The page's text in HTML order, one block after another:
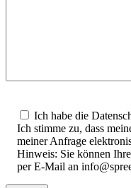
lasse
dieses
Feld
leer.
Ich habe die
Ich stimme zu, dass
meiner Anfrage
Hinweis: Sie können
per E-Mail an